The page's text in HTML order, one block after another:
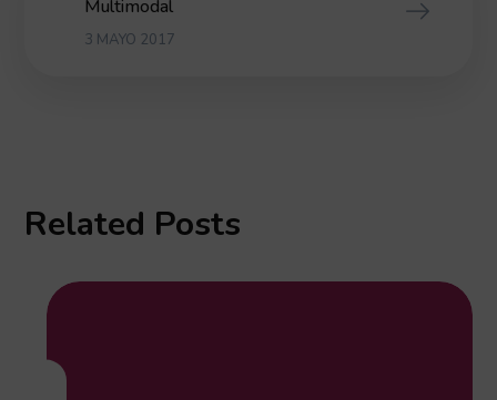
Multimodal
3 MAYO 2017
Related Posts